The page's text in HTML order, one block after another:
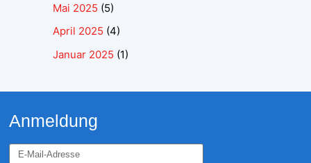
Mai 2025 (5)
April 2025 (4)
Januar 2025 (1)
Anmeldung